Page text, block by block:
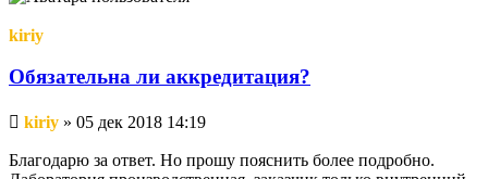
kiriy
Обязательна ли аккредитация?
Непрочитанное
сообщение
kiriy » 05 дек 2018 14:19
Благодарю за ответ. Но прошу пояснить более подробно.